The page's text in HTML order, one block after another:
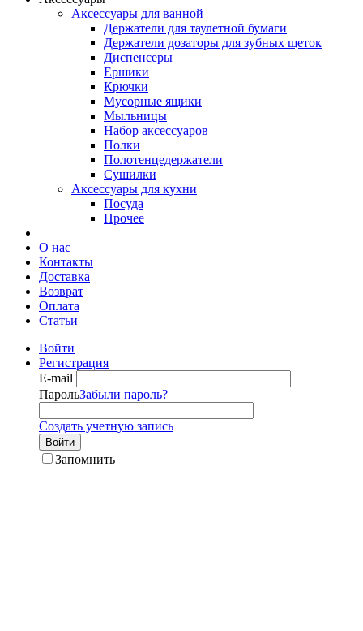
Аксессуары для ванной
Держатели для таулетной бумаги
Держатели дозаторы для зубных щеток
Диспенсеры
Ершики
Крючки
Мусорные ящики
Мыльницы
Набор аксессуаров
Полки
Полотенцедержатели
Сушилки
Аксессуары для кухни
Посуда
Прочее
О нас
Контакты
Доставка
Возврат
Оплата
Статьи
Войти
Регистрация
E-mail
ПарольЗабыли пароль?
Создать учетную запись
Войти
Запомнить